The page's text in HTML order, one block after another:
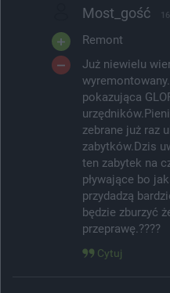
Most_gość
Remont
Już niewielu
pokazująca
zebrane już raz
zabytków.Dzis
ten zabytek na
pływające bo
przydadzą
będzie zburzyć
przeprawę.????
Cytuj